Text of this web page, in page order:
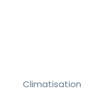
Climatisation